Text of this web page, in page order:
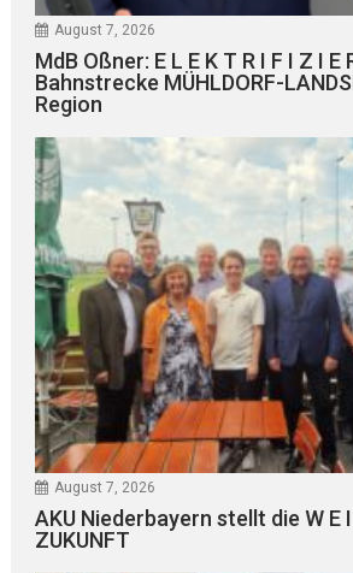
August 7, 2026
MdB Oßner: E L E K T R I F I Z I E
Bahnstrecke MÜHLDORF-
Region
August 7, 2026
AKU Niederbayern stellt die W E
ZUKUNFT